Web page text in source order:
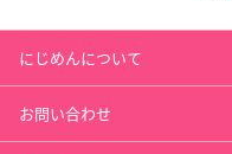
佐伯奈々子
にじめんについて
お問い合わせ